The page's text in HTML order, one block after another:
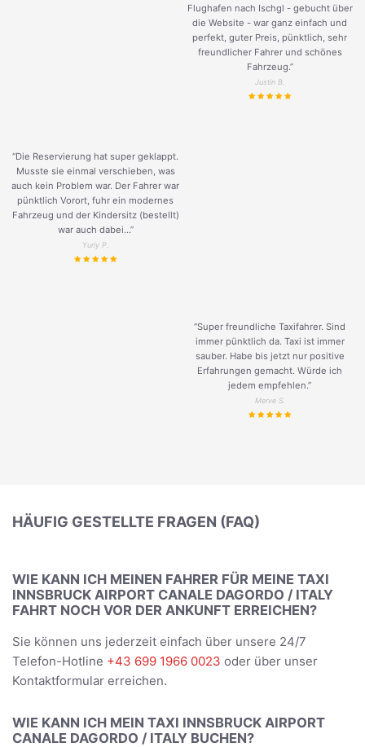
Flughafen nach Ischgl - gebucht über
die Website - war ganz einfach und
perfekt, guter Preis, pünktlich, sehr
freundlicher Fahrer und schönes
Fahrzeug.”
Justin B.
“Die Reservierung hat super geklappt.
Musste sie einmal verschieben, was
auch kein Problem war. Der Fahrer war
pünktlich Vorort, fuhr ein modernes
Fahrzeug und der Kindersitz (bestellt)
war auch dabei...”
Yuriy P.
“Super freundliche Taxifahrer. Sind
immer pünktlich da. Taxi ist immer
sauber. Habe bis jetzt nur positive
Erfahrungen gemacht. Würde ich
jedem empfehlen.”
Merve S.
HÄUFIG GESTELLTE FRAGEN (FAQ)
WIE KANN ICH MEINEN FAHRER FÜR MEINE TAXI
INNSBRUCK AIRPORT CANALE DAGORDO / ITALY
FAHRT NOCH VOR DER ANKUNFT ERREICHEN?
Sie können uns jederzeit einfach über unsere 24/7
Telefon-Hotline +43 699 1966 0023 oder über unser
Kontaktformular erreichen.
WIE KANN ICH MEIN TAXI INNSBRUCK AIRPORT
CANALE DAGORDO / ITALY BUCHEN?